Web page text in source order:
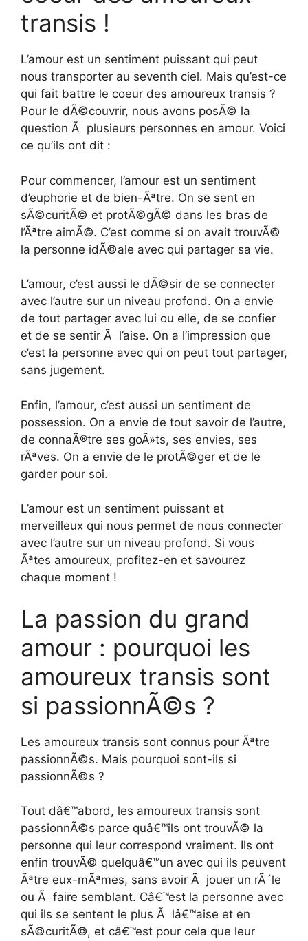
transis !
L’amour est un sentiment puissant qui peut
nous transporter au seventh ciel. Mais qu’est-ce
qui fait battre le coeur des amoureux transis ?
Pour le dÃ©couvrir, nous avons posÃ© la
question Ã plusieurs personnes en amour. Voici
ce qu’ils ont dit :
Pour commencer, l’amour est un sentiment
d’euphorie et de bien-Ãªtre. On se sent en
sÃ©curitÃ© et protÃ©gÃ© dans les bras de
l’Ãªtre aimÃ©. C’est comme si on avait trouvÃ©
la personne idÃ©ale avec qui partager sa vie.
L’amour, c’est aussi le dÃ©sir de se connecter
avec l’autre sur un niveau profond. On a envie
de tout partager avec lui ou elle, de se confier
et de se sentir Ã l’aise. On a l’impression que
c’est la personne avec qui on peut tout partager,
sans jugement.
Enfin, l’amour, c’est aussi un sentiment de
possession. On a envie de tout savoir de l’autre,
de connaÃ®tre ses goÃ»ts, ses envies, ses
rÃªves. On a envie de le protÃ©ger et de le
garder pour soi.
L’amour est un sentiment puissant et
merveilleux qui nous permet de nous connecter
avec l’autre sur un niveau profond. Si vous
Ãªtes amoureux, profitez-en et savourez
chaque moment !
La passion du grand
amour : pourquoi les
amoureux transis sont
si passionnÃ©s ?
Les amoureux transis sont connus pour Ãªtre
passionnÃ©s. Mais pourquoi sont-ils si
passionnÃ©s ?
Tout dâ€™abord, les amoureux transis sont
passionnÃ©s parce quâ€™ils ont trouvÃ© la
personne qui leur correspond vraiment. Ils ont
enfin trouvÃ© quelquâ€™un avec qui ils peuvent
Ãªtre eux-mÃªmes, sans avoir Ã jouer un rÃ´le
ou Ã faire semblant. Câ€™est la personne avec
qui ils se sentent le plus Ã lâ€™aise et en
sÃ©curitÃ©, et câ€™est pour cela que leur